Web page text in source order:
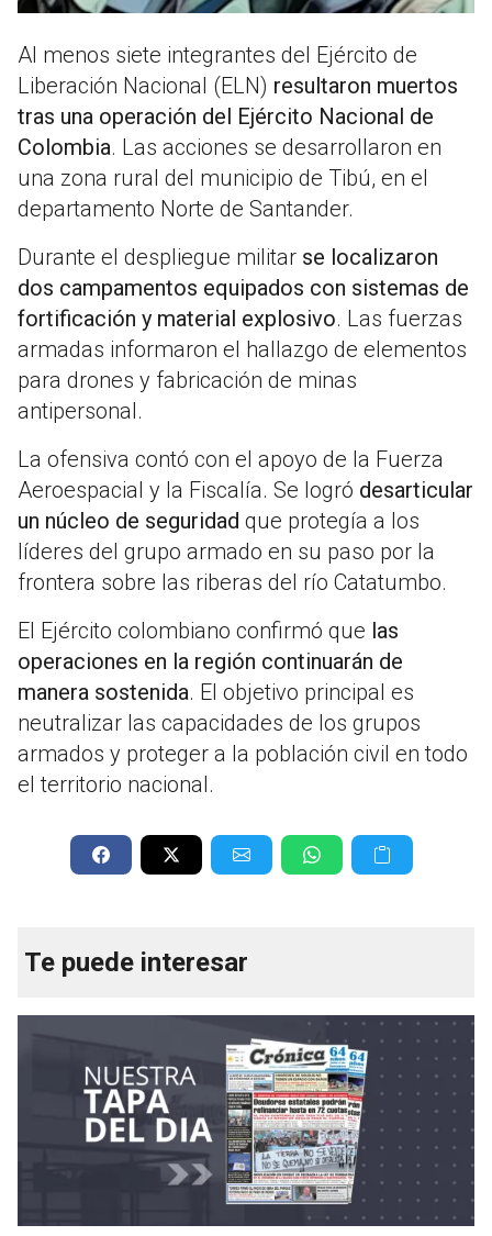
Al menos siete integrantes del Ejército de
Liberación Nacional (ELN) resultaron muertos
tras una operación del Ejército Nacional de
Colombia. Las acciones se desarrollaron en
una zona rural del municipio de Tibú, en el
departamento Norte de Santander.
Durante el despliegue militar se localizaron
dos campamentos equipados con sistemas de
fortificación y material explosivo. Las fuerzas
armadas informaron el hallazgo de elementos
para drones y fabricación de minas
antipersonal.
La ofensiva contó con el apoyo de la Fuerza
Aeroespacial y la Fiscalía. Se logró desarticular
un núcleo de seguridad que protegía a los
líderes del grupo armado en su paso por la
frontera sobre las riberas del río Catatumbo.
El Ejército colombiano confirmó que las
operaciones en la región continuarán de
manera sostenida. El objetivo principal es
neutralizar las capacidades de los grupos
armados y proteger a la población civil en todo
el territorio nacional.
Te puede interesar